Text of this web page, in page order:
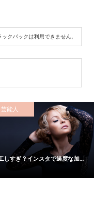
ックバックは利用できません。
芸能人
しすぎ？インスタで過度な加...